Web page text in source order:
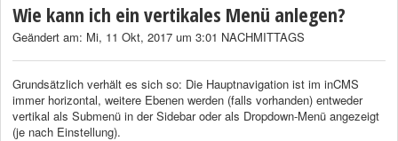
Wie kann ich ein vertikales Menü anlegen?
Geändert am: Mi, 11 Okt, 2017 um 3:01 NACHMITTAGS
Grundsätzlich verhält es sich so: Die Hauptnavigation ist im inCMS
immer horizontal, weitere Ebenen werden (falls vorhanden) entweder
vertikal als Submenü in der Sidebar oder als Dropdown-Menü angezeigt
(je nach Einstellung).